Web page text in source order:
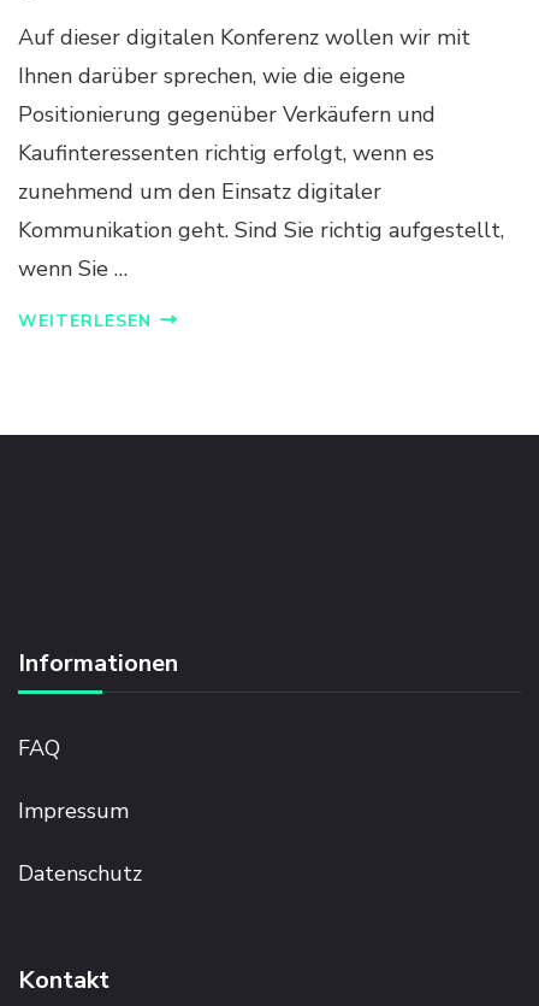
Auf dieser digitalen Konferenz wollen wir mit
Ihnen darüber sprechen, wie die eigene
Positionierung gegenüber Verkäufern und
Kaufinteressenten richtig erfolgt, wenn es
zunehmend um den Einsatz digitaler
Kommunikation geht. Sind Sie richtig aufgestellt,
wenn Sie …
WEITERLESEN
Informationen
FAQ
Impressum
Datenschutz
Kontakt